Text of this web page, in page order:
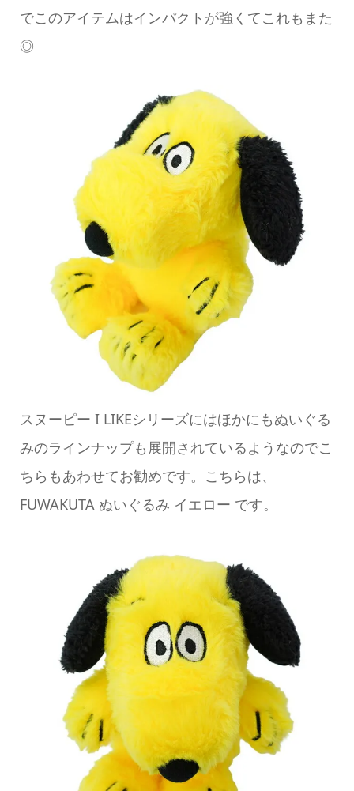
でこのアイテムはインパクトが強くてこれもまた
◎
スヌーピー I LIKEシリーズにはほかにもぬいぐる
みのラインナップも展開されているようなのでこ
ちらもあわせてお勧めです。こちらは、
FUWAKUTA ぬいぐるみ イエロー です。